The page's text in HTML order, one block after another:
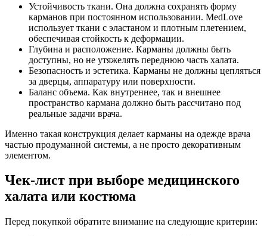
Устойчивость ткани. Она должна сохранять форму
карманов при постоянном использовании. MedLove
использует ткани с эластаном и плотным плетением,
обеспечивая стойкость к деформации.
Глубина и расположение. Карманы должны быть
доступны, но не утяжелять переднюю часть халата.
Безопасность и эстетика. Карманы не должны цепляться
за дверцы, аппаратуру или поверхности.
Баланс объема. Как внутреннее, так и внешнее
пространство кармана должно быть рассчитано под
реальные задачи врача.
Именно такая конструкция делает карманы на одежде врача
частью продуманной системы, а не просто декоративным
элементом.
Чек-лист при выборе медицинского
халата или костюма
Перед покупкой обратите внимание на следующие критерии: